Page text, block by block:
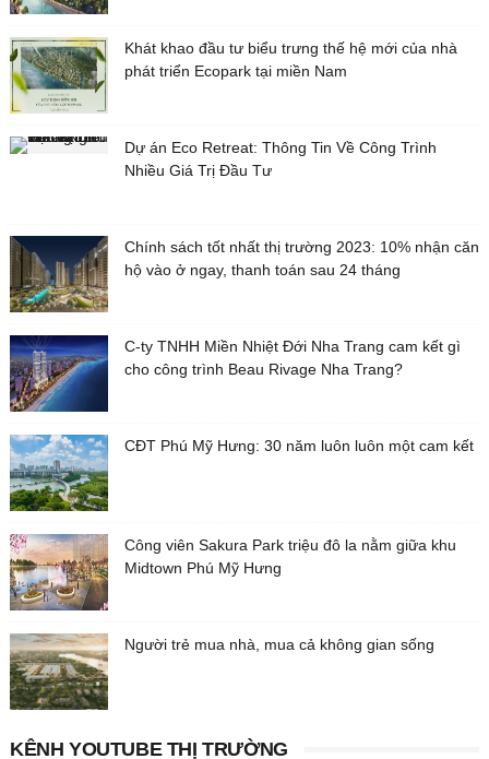
Khát khao đầu tư biểu trưng thế hệ mới của nhà
phát triển Ecopark tại miền Nam
Dự án Eco Retreat: Thông Tin Về Công Trình
Nhiều Giá Trị Đầu Tư
Chính sách tốt nhất thị trường 2023: 10% nhận căn
hộ vào ở ngay, thanh toán sau 24 tháng
C-ty TNHH Miền Nhiệt Đới Nha Trang cam kết gì
cho công trình Beau Rivage Nha Trang?
CĐT Phú Mỹ Hưng: 30 năm luôn luôn một cam kết
Công viên Sakura Park triệu đô la nằm giữa khu
Midtown Phú Mỹ Hưng
Người trẻ mua nhà, mua cả không gian sống
KÊNH YOUTUBE THỊ TRƯỜNG